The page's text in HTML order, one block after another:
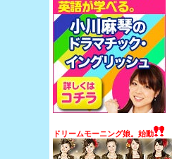
ドリームモーニング娘。始動